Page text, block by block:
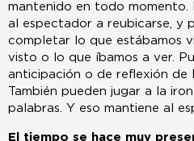
mantenido en todo momento.
al espectador a reubicarse, y
completar lo que estábamos
visto o lo que íbamos a ver.
anticipación o de reflexión de
También pueden jugar a la
palabras. Y eso mantiene al
El tiempo se hace muy